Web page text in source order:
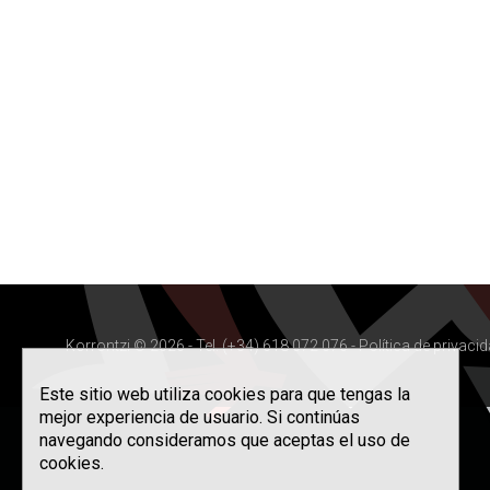
Korrontzi © 2026 - Tel. (+34) 618 072 076 -Política de
Este sitio web utiliza cookies para que tengas la
mejor experiencia de usuario. Si continúas
navegando consideramos que aceptas el uso de
cookies.